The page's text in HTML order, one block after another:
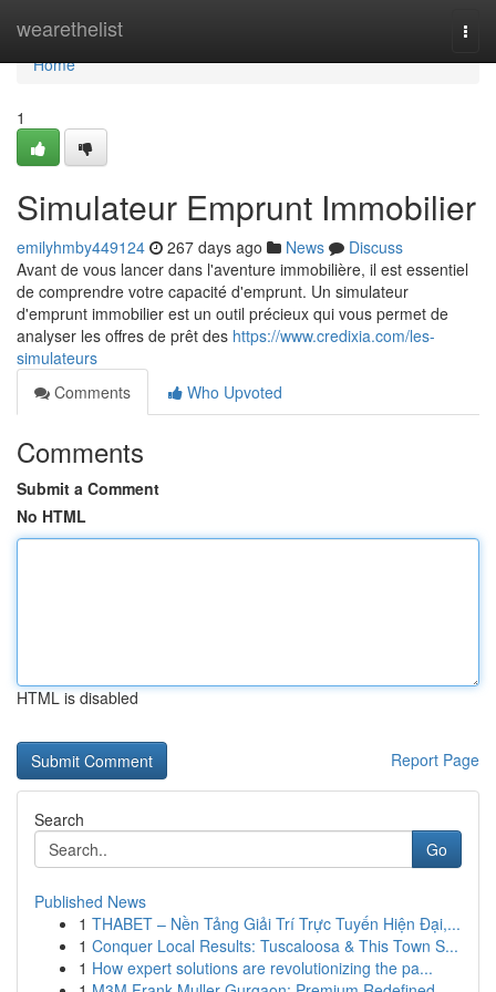
wearethelist
Home
Home
1
Simulateur Emprunt Immobilier
emilyhmby449124 267 days ago News
Discuss
Avant de vous lancer dans l'aventure immobilière, il est essentiel
de comprendre votre capacité d'emprunt. Un simulateur
d'emprunt immobilier est un outil précieux qui vous permet de
analyser les offres de prêt des https://www.credixia.com/les-
simulateurs
Comments
Who Upvoted
Comments
Submit a Comment
No HTML
HTML is disabled
Report Page
Search
Go
Published News
1 THABET – Nền Tảng Giải Trí Trực Tuyến Hiện Đại,...
1 Conquer Local Results: Tuscaloosa & This Town S...
1 How expert solutions are revolutionizing the pa...